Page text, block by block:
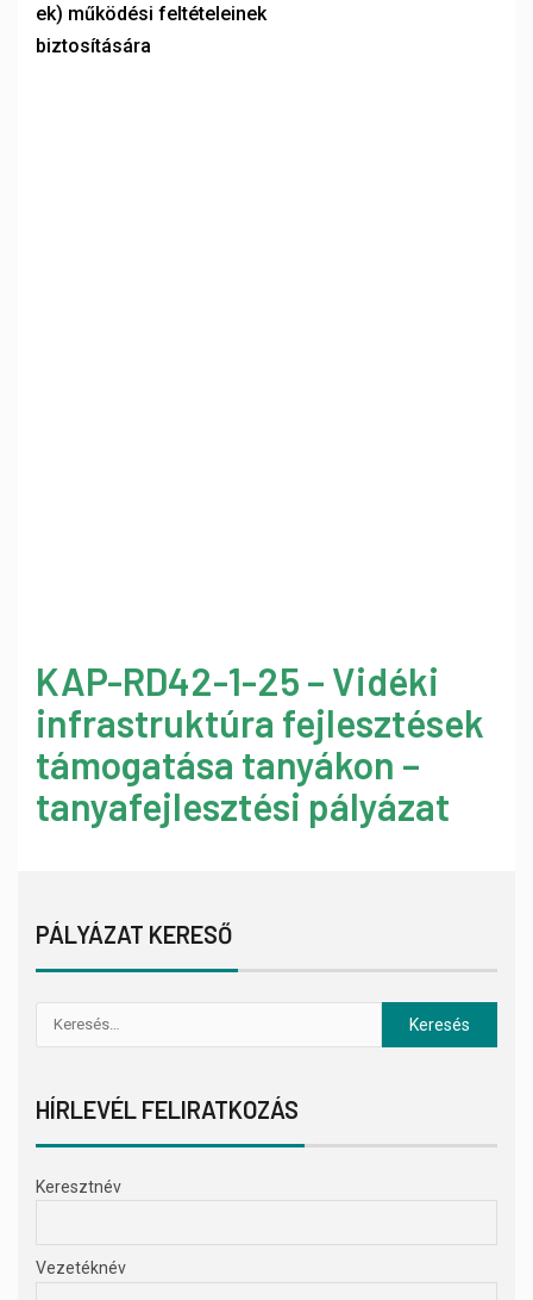
ek) működési feltételeinek
biztosítására
KAP-RD42-1-25 – Vidéki
infrastruktúra fejlesztések
támogatása tanyákon –
tanyafejlesztési pályázat
PÁLYÁZAT KERESŐ
HÍRLEVÉL FELIRATKOZÁS
Keresztnév
Vezetéknév